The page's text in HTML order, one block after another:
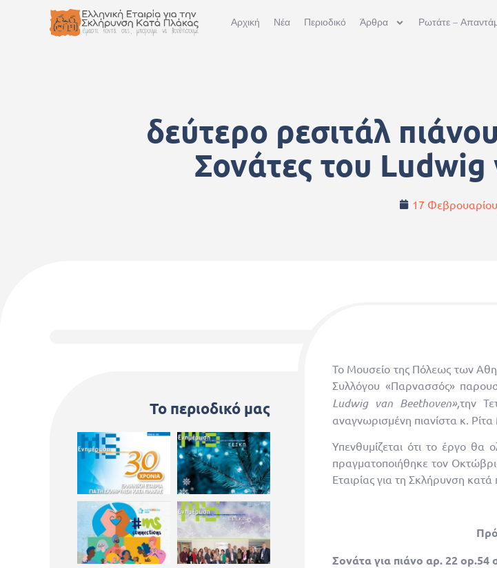
Αρχική Νέα Περιοδικό Άρθρα Ρωτάτε –
δεύτερο ρεσιτάλ
Σονάτες του
17
Το περιοδικό μας
Το Μουσείο της Πόλεως των
Συλλόγου «Παρνασσός»
Ludwig van Beethoven»,την
αναγνωρισμένη πιανίστα κ.
Υπενθυμίζεται ότι το έργο
πραγματοποιήθηκε τον
Εταιρίας για τη Σκλήρυνση κατά
Σονάτα για πιάνο αρ. 22op.54